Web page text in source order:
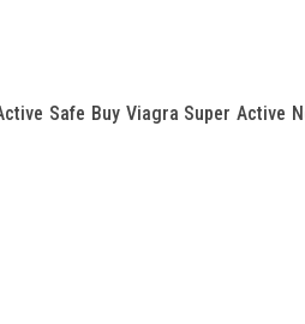
Safe Buy Viagra Super Active